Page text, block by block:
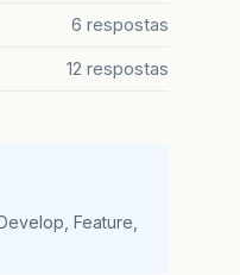
6 respostas
12 respostas
Feature,